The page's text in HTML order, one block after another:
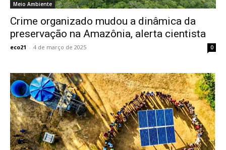
Meio Ambiente
Crime organizado mudou a dinâmica da
preservação na Amazônia, alerta cientista
eco21 - 4 de março de 2025 0